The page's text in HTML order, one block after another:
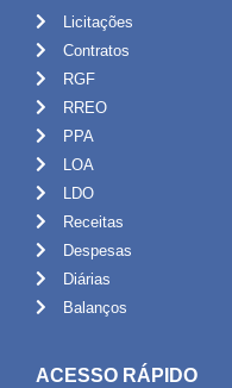
Licitações
Contratos
RGF
RREO
PPA
LOA
LDO
Receitas
Despesas
Diárias
Balanços
ACESSO RÁPIDO